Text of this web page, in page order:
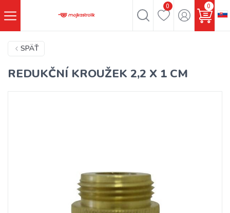
0 0
SPÄŤ
REDUKČNÍ KROUŽEK 2,2 X 1 CM